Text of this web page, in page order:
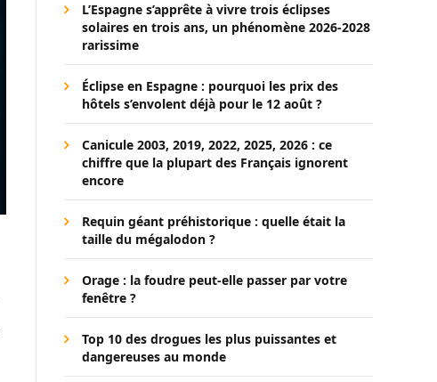
L’Espagne s’apprête à vivre trois éclipses
solaires en trois ans, un phénomène 2026-2028
rarissime
Éclipse en Espagne : pourquoi les prix des
hôtels s’envolent déjà pour le 12 août ?
Canicule 2003, 2019, 2022, 2025, 2026 : ce
chiffre que la plupart des Français ignorent
encore
Requin géant préhistorique : quelle était la
taille du mégalodon ?
Orage : la foudre peut-elle passer par votre
fenêtre ?
Top 10 des drogues les plus puissantes et
dangereuses au monde